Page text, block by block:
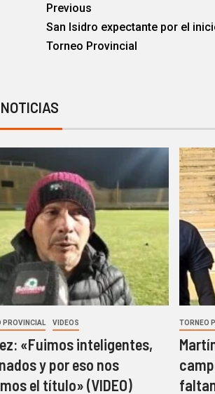
Previous
San Isidro expectante por el
Torneo Provincial
PROVINCIAL VIDEOS
«Fuimos inteligentes,
y por eso nos
el título» (VIDEO)
TORNEO